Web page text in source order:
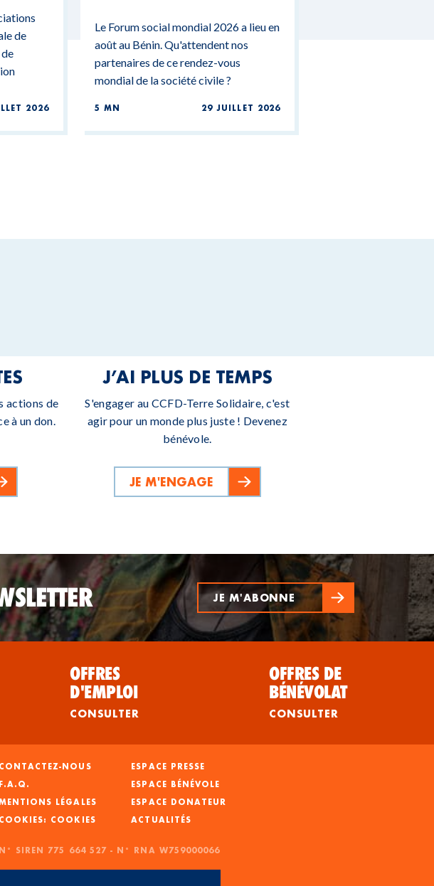
de
2026
Le Forum social mondial 2026 a lieu en
août au Bénin. Qu'attendent nos
partenaires de ce rendez-vous
mondial de la société civile ?
5 MN 29 JUILLET 2026
actions de
à un don.
J’AI PLUS DE TEMPS
S'engager au CCFD-Terre Solidaire, c'est
agir pour un monde plus juste ! Devenez
bénévole.
JE M'ENGAGE
JE M'ABONNE
OFFRES
D'EMPLOI
CONSULTER
OFFRES DE
BÉNÉVOLAT
CONSULTER
CONTACTEZ-NOUS
F.A.Q.
LÉGALES
COOKIES
ESPACE PRESSE
ESPACE BÉNÉVOLE
ESPACE DONATEUR
ACTUALITÉS
N° SIREN 775 664 527 - N° RNA W759000066